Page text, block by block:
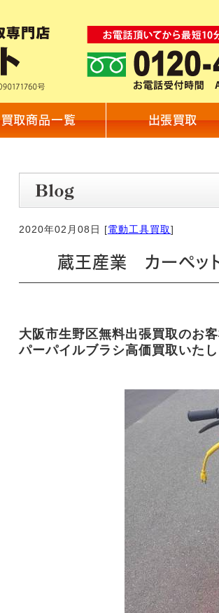
買取商品一覧 出張買取
2020年02月08日 [電動工具買取]
蔵王産業 カーペッ
大阪市生野区無料出張買取の
パーパイルブラシ高価買取いたし